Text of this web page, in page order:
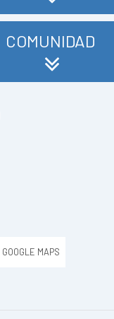
COMUNIDAD
MAPS